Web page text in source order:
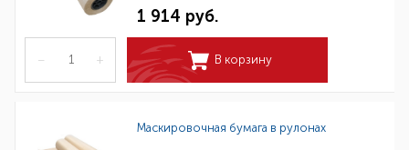
1 914 руб.
– + В корзину
Маскировочная бумага в рулонах